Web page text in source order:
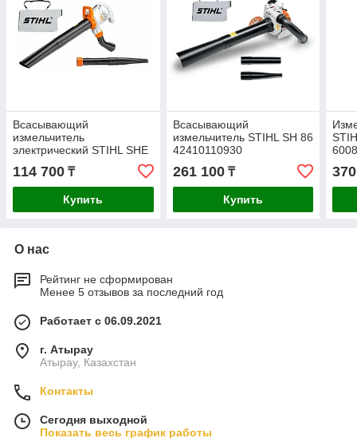
Всасывающий
измельчитель
электрический STIHL SHE
71 48110110829
114 700 ₸
Купить
Всасывающий
измельчитель STIHL SH 86
42410110930
261 100₸
Купить
О нас
Рейтинг не сформирован
Менее 5 отзывов за последний год
Работает с 06.09.2021
г. Атырау
Атырау, Казахстан
Контакты
Сегодня выходной
Показать весь график работы